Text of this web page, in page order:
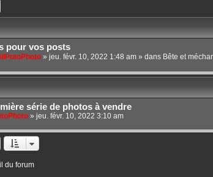
pour vos posts
» jeu. févr. 10, 2022 1:48 am» dans Bête et
série de photos à vendre
» jeu. févr. 10, 2022 3:10 am
du forum